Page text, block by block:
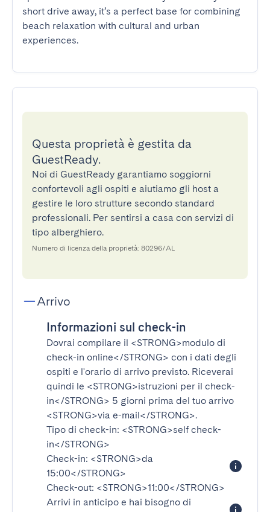
short drive away, it’s a perfect base for combining
beach relaxation with cultural and urban
experiences.
Questa proprietà è gestita da
GuestReady.
Noi di GuestReady garantiamo soggiorni
confortevoli agli ospiti e aiutiamo gli host a
gestire le loro strutture secondo standard
professionali. Per sentirsi a casa con servizi di
tipo alberghiero.
Numero di licenza della proprietà: 80296/AL
Arrivo
Informazioni sul check-in
Dovrai compilare il <STRONG>modulo di
check-in online</STRONG> con i dati degli
ospiti e l'orario di arrivo previsto. Riceverai
quindi le <STRONG>istruzioni per il check-
in</STRONG> 5 giorni prima del tuo arrivo
<STRONG>via e-mail</STRONG>.
Tipo di check-in: <STRONG>self check-
in</STRONG>
Check-in: <STRONG>da
15:00</STRONG>
Check-out: <STRONG>11:00</STRONG>
Arrivi in anticipo e hai bisogno di